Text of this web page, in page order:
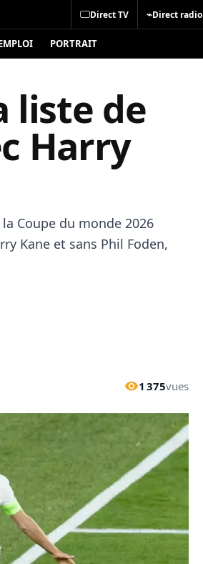
Direct TV ⌁Direct radio
PORTRAIT
liste de
Harry
Coupe du monde 2026
Kane et sans Phil Foden,
1 375vues